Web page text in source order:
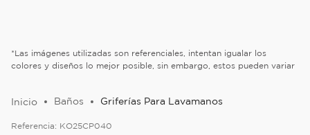
*Las imágenes utilizadas son referenciales, intentan igualar los
colores y diseños lo mejor posible, sin embargo, estos pueden variar
Baños Griferías Para Lavamanos
Referencia: KO25CP040